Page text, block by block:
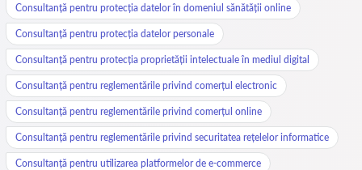
Consultanță pentru protecția datelor în domeniul sănătății online
Consultanță pentru protecția datelor personale
Consultanță pentru protecția proprietății intelectuale în mediul digital
Consultanță pentru reglementările privind comerțul electronic
Consultanță pentru reglementările privind comerțul online
Consultanță pentru reglementările privind securitatea rețelelor informatice
Consultanță pentru utilizarea platformelor de e-commerce